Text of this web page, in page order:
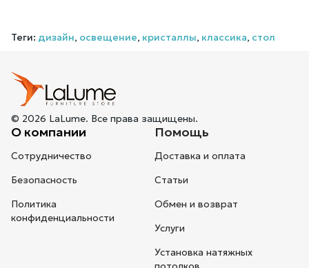
Теги: дизайн, освещение, кристаллы, классика, стол
© 2026 LaLume. Все права защищены.
О компании
Сотрудничество
Безопасность
Политика
конфиденциальности
Помощь
Доставка и оплата
Статьи
Обмен и возврат
Услуги
Установка натяжных